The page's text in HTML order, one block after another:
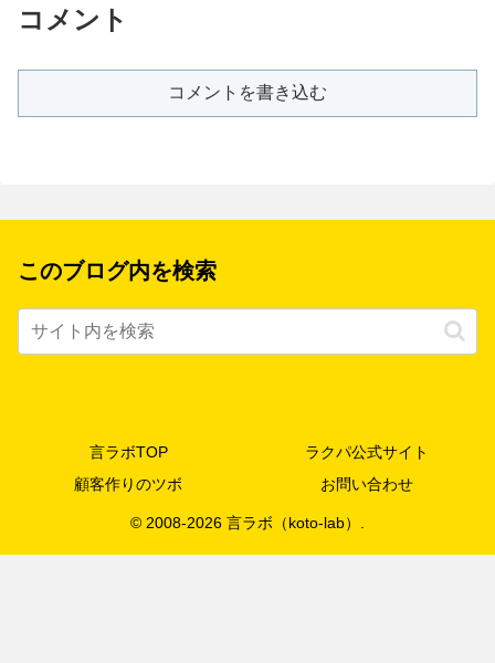
コメント
コメントを書き込む
このブログ内を検索
言ラボTOP
ラクパ公式サイト
顧客作りのツボ
お問い合わせ
© 2008-2026 言ラボ（koto-lab）.